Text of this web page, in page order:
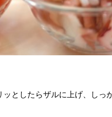
としたらザルに上げ、しっ